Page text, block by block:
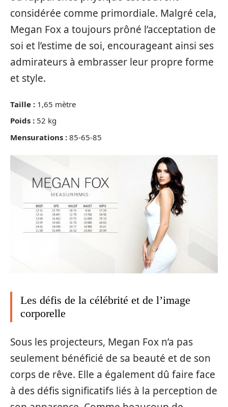
considérée comme primordiale. Malgré cela,
Megan Fox a toujours prôné l’acceptation de
soi et l’estime de soi, encourageant ainsi ses
admirateurs à embrasser leur propre forme
et style.
Taille : 1,65 mètre
Poids : 52 kg
Mensurations : 85-65-85
Les défis de la célébrité et de l’image
corporelle
Sous les projecteurs, Megan Fox n’a pas
seulement bénéficié de sa beauté et de son
corps de rêve. Elle a également dû faire face
à des défis significatifs liés à la perception de